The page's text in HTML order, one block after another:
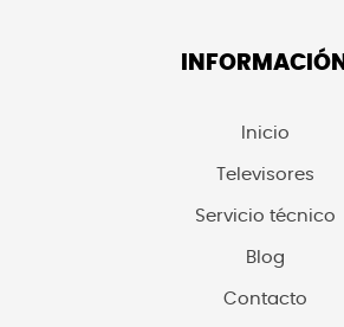
INFORMACIÓN
Inicio
Televisores
Servicio técnico
Blog
Contacto